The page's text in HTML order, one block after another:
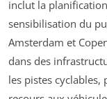
inclut la
sensibilisation du
Amsterdam et
dans des
les pistes